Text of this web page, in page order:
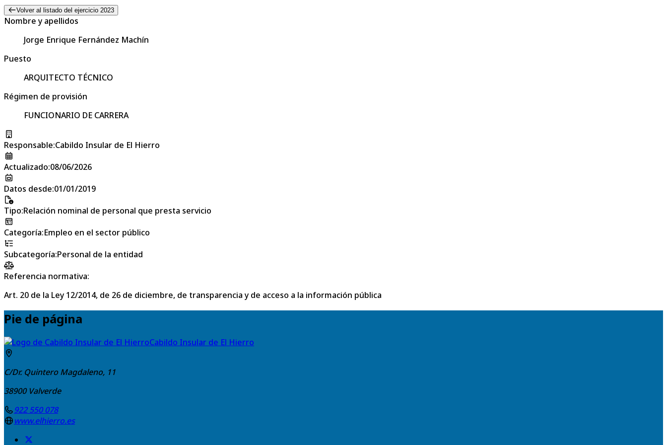
Volver al listado del ejercicio 2023
Nombre y apellidos
Jorge Enrique Fernández Machín
Puesto
ARQUITECTO TÉCNICO
Régimen de provisión
FUNCIONARIO DE CARRERA
Responsable:Cabildo Insular de El Hierro
Actualizado:08/06/2026
Datos desde:01/01/2019
Tipo:Relación nominal de personal que presta servicio
Categoría:Empleo en el sector público
Subcategoría:Personal de la entidad
Referencia normativa:
Art. 20 de la Ley 12/2014, de 26 de diciembre, de transparencia y de acceso a la información pública
Pie de página
Cabildo Insular de El Hierro
C/Dr. Quintero Magdaleno, 11
38900 Valverde
922 550 078
www.elhierro.es